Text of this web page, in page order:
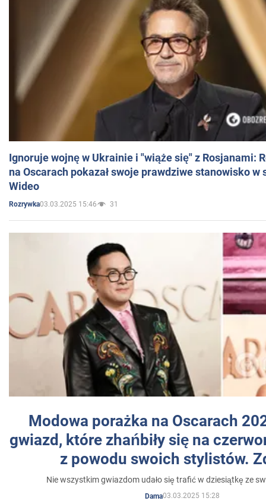
Ignoruje wojnę w Ukrainie i "wiąże się" z Rosjanami:
na Oscarach pokazał swoje prawdziwe stanowisko w
Wideo
Rozrywka03.03.2025 15:46 31
Modowa porażka na Oscarach
gwiazd, które zhańbiły się na
z powodu swoich stylistów.
Nie wszystkim gwiazdom udało się trafić w dziesiątkę ze
Dama03.03.2025 15:28